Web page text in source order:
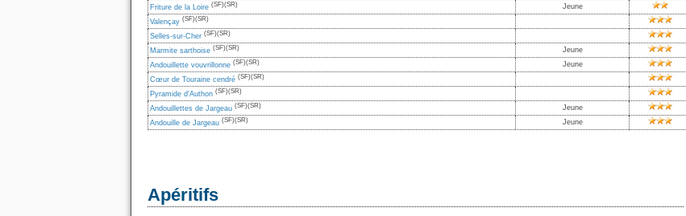
Friture de la Loire (SF)(SR)
Jeune
Valençay (SF)(SR)
Selles-sur-Cher (SF)(SR)
Marmite sarthoise (SF)(SR)
Jeune
Andouillette vouvrillonne (SF)(SR)
Jeune
Cœur de Touraine cendré (SF)(SR)
Pyramide d'Authon (SF)(SR)
Andouillettes de Jargeau (SF)(SR)
Jeune
Andouille de Jargeau (SF)(SR) Jeune
Apéritifs